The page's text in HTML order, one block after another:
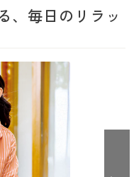
、毎日のリラッ